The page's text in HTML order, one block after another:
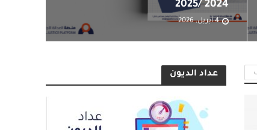
2024 /2025
4 أبريل, 2026
عداد الديون